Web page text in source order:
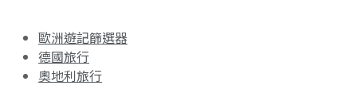
歐洲遊記篩選器
德國旅行
奧地利旅行